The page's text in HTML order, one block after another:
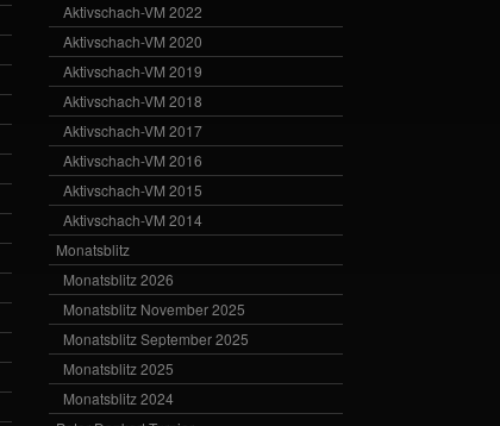
Aktivschach-VM 2022
Aktivschach-VM 2020
Aktivschach-VM 2019
Aktivschach-VM 2018
Aktivschach-VM 2017
Aktivschach-VM 2016
Aktivschach-VM 2015
Aktivschach-VM 2014
Monatsblitz
Monatsblitz 2026
Monatsblitz November 2025
Monatsblitz September 2025
Monatsblitz 2025
Monatsblitz 2024